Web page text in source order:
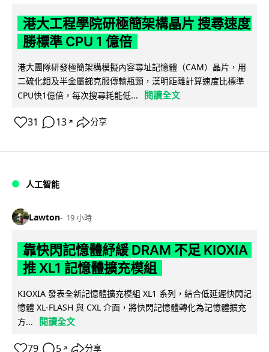
港大工程學院研極簡架構晶片 搜尋速度
勝標準 CPU 1 億倍
港大團隊研發極簡架構模擬內容尋址記憶體（CAM）晶片，用
二硫化鉬及半金屬銻克服傳輸瓶頸，漢明距離計算速度比標準
CPU快1億倍，每次搜尋耗能低...
閱讀全文
31 13 ↗ 分享
人工智能
Lawton 19 小時
靠快閃記憶體紓緩 DRAM 不足 KIOXIA
推 XL1 記憶體擴充模組
KIOXIA 發表全新記憶體擴充模組 XL1 系列，結合低延遲快閃記
憶體 XL-FLASH 與 CXL 介面，將快閃記憶體轉化為記憶體擴充
方...
閱讀全文
79 5 ↗ 分享